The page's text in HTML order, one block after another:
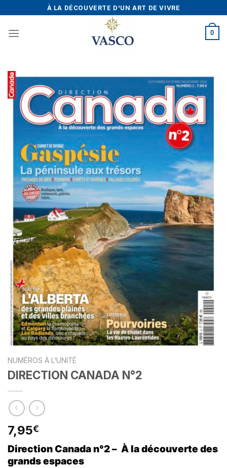
to
content
À LA DÉCOUVERTE D'UN ART DE VIVRE
0
NUMÉROS À L'UNITÉ
DIRECTION CANADA N°2
7,95€
Direction Canada n°2 – À la découverte des
grands espaces